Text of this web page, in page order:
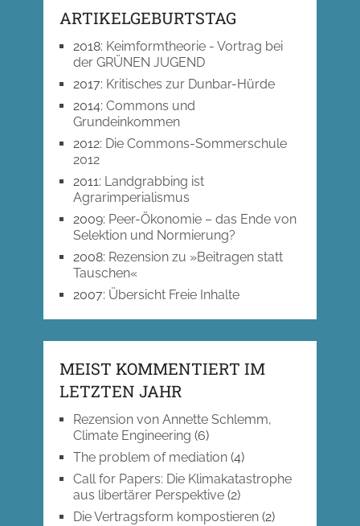
ARTIKELGEBURTSTAG
2018: Keimformtheorie - Vortrag bei
der GRÜNEN JUGEND
2017: Kritisches zur Dunbar-Hürde
2014: Commons und
Grundeinkommen
2012: Die Commons-Sommerschule
2012
2011: Landgrabbing ist
Agrarimperialismus
2009: Peer-Ökonomie – das Ende von
Selektion und Normierung?
2008: Rezension zu »Beitragen statt
Tauschen«
2007: Übersicht Freie Inhalte
MEIST KOMMENTIERT IM
LETZTEN JAHR
Rezension von Annette Schlemm,
Climate Engineering (6)
The problem of mediation(4)
Call for Papers: Die Klimakatastrophe
aus libertärer Perspektive(2)
Die Vertragsform kompostieren(2)